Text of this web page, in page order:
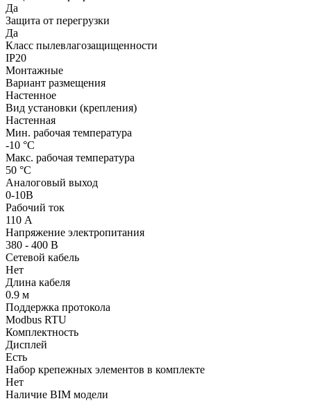
Да
Защита от перегрузки
Да
Класс пылевлагозащищенности
IP20
Монтажные
Вариант размещения
Настенное
Вид установки (крепления)
Настенная
Мин. рабочая температура
-10 °С
Макс. рабочая температура
50 °С
Аналоговый выход
0-10В
Рабочий ток
110 А
Напряжение электропитания
380 - 400 В
Сетевой кабель
Нет
Длина кабеля
0.9 м
Поддержка протокола
Modbus RTU
Комплектность
Дисплей
Есть
Набор крепежных элементов в комплекте
Нет
Наличие BIM модели